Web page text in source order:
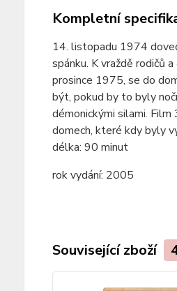
Kompletní
14. listopadu 1974
spánku. K vraždě rodičů
prosince 1975, se do
být, pokud by to byly
démonickými silami.
domech, které kdy byly
délka: 90 minut
rok vydání: 2005
Související zboží